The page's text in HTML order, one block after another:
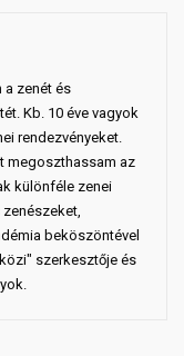
a zenét és
Kb. 10 éve vagyok
rendezvényeket.
megoszthassam az
különféle zenei
beköszöntével
szerkesztője és